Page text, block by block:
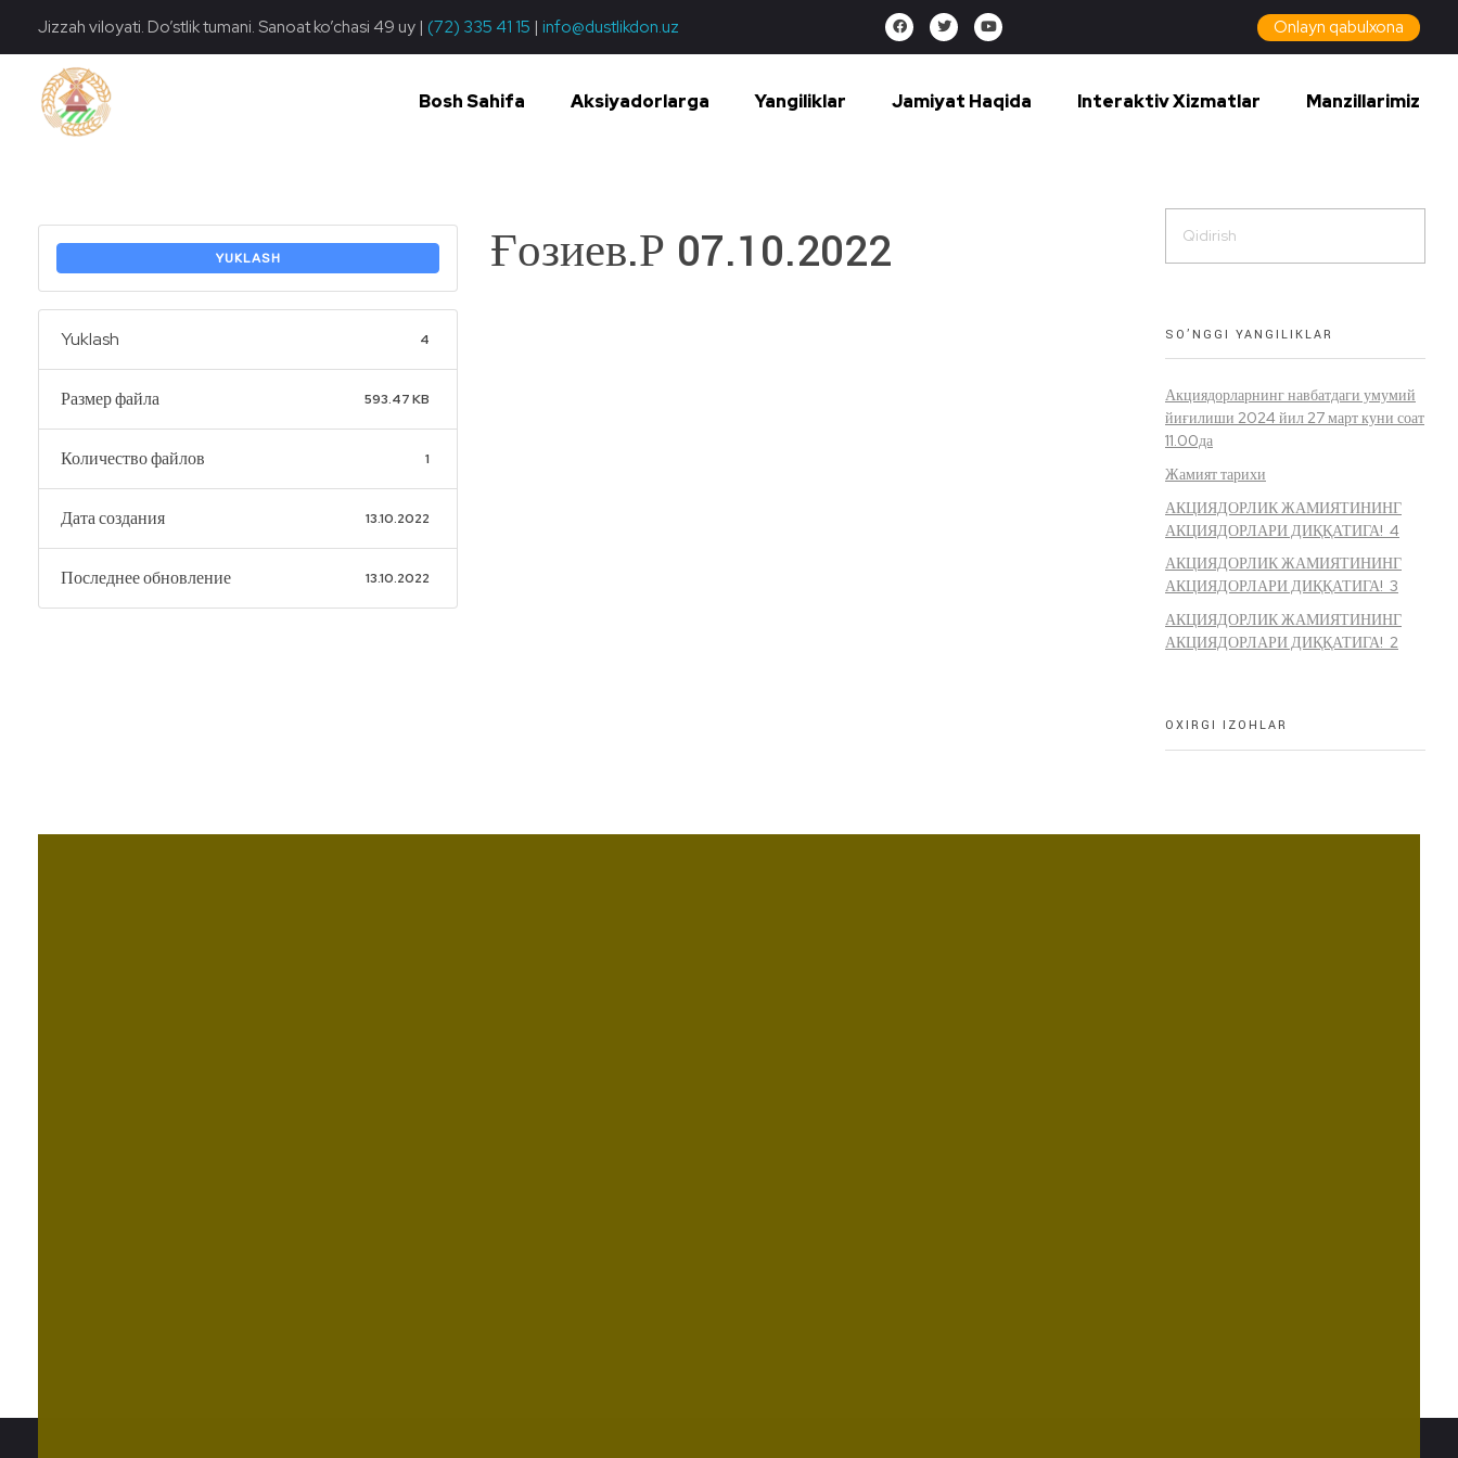
Jizzah viloyati. Do’stlik tumani. Sanoat ko’chasi 49 uy | (72) 335 41 15 | info@dustlikdon.uz Onlayn qabulxona
Bosh Sahifa Aksiyadorlarga Yangiliklar Jamiyat Haqida Interaktiv Xizmatlar Manzillarimiz
YUKLASH
Yuklash 4
Размер файла 593.47 KB
Количество файлов 1
Дата создания 13.10.2022
Последнее обновление 13.10.2022
Ғозиев.Р 07.10.2022
SO’NGGI YANGILIKLAR
Акциядорларнинг навбатдаги умумий
йиғилиши 2024 йил 27 март куни соат
11.00да
Жамият тарихи
АКЦИЯДОРЛИК ЖАМИЯТИНИНГ
АКЦИЯДОРЛАРИ ДИҚҚАТИГА! 4
АКЦИЯДОРЛИК ЖАМИЯТИНИНГ
АКЦИЯДОРЛАРИ ДИҚҚАТИГА! 3
АКЦИЯДОРЛИК ЖАМИЯТИНИНГ
АКЦИЯДОРЛАРИ ДИҚҚАТИГА! 2
OXIRGI IZOHLAR